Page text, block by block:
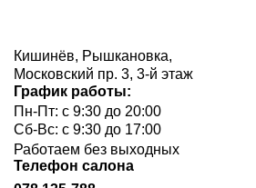
Кишинёв, Рышкановка,
Московский пр. 3, 3-й этаж
График работы:
Пн-Пт: с 9:30 до 20:00
Сб-Вс: с 9:30 до 17:00
Работаем без выходных
Телефон салона